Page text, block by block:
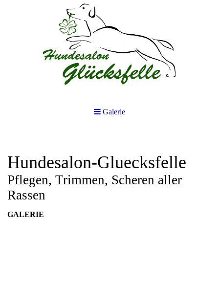
Galerie
Hundesalon-Gluecksfelle
Pflegen, Trimmen, Scheren aller
Rassen
GALERIE